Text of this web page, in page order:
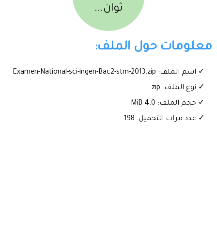
ثوان...
معلومات حول الملف:
✓ اسم الملف: Examen-National-sci-ingen-Bac2-stm-2013.zip
✓ نوع الملف: zip
✓ حجم الملف: 4.0 MiB
✓ عدد مرات التحميل: 198